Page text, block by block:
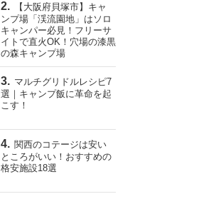
【大阪府貝塚市】キャ
ンプ場「渓流園地」はソロ
キャンパー必見！フリーサ
イトで直火OK！穴場の漆黒
の森キャンプ場
マルチグリドルレシピ7
選｜キャンプ飯に革命を起
こす！
関西のコテージは安い
ところがいい！おすすめの
格安施設18選